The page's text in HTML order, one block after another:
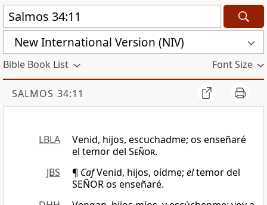
New International Version (NIV)
Bible Book List Font Size
SALMOS 34:11
LBLA
Venid, hijos, escuchadme; os enseñaré
el temor del Señor.
JBS
¶ CafVenid, hijos, oídme; eltemor del
SEÑOR os enseñaré.